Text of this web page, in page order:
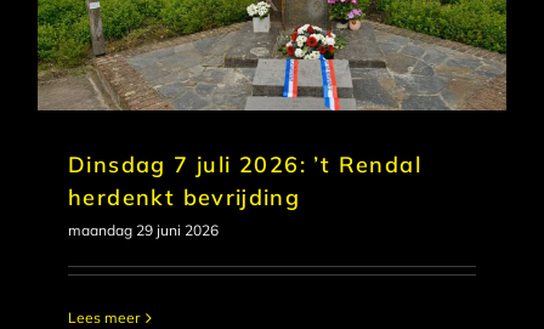
Dinsdag 7 juli 2026: ’t Rendal
herdenkt bevrijding
maandag 29 juni 2026
Lees meer